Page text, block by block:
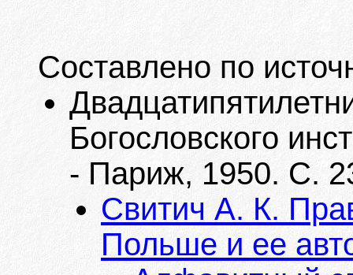
Составлено по
Богословского
- Париж, 1950. С.
Свитич А. К.
Польше и ее